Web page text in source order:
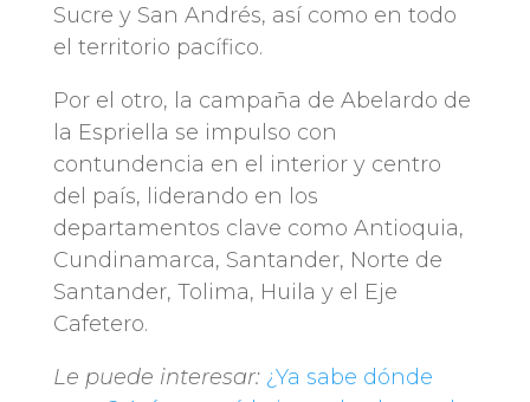
Sucre y San Andrés, así como en todo
el territorio pacífico.
Por el otro, la campaña de Abelardo de
la Espriella se impulso con
contundencia en el interior y centro
del país, liderando en los
departamentos clave como Antioquia,
Cundinamarca, Santander, Norte de
Santander, Tolima, Huila y el Eje
Cafetero.
Le puede interesar: ¿Ya sabe dónde